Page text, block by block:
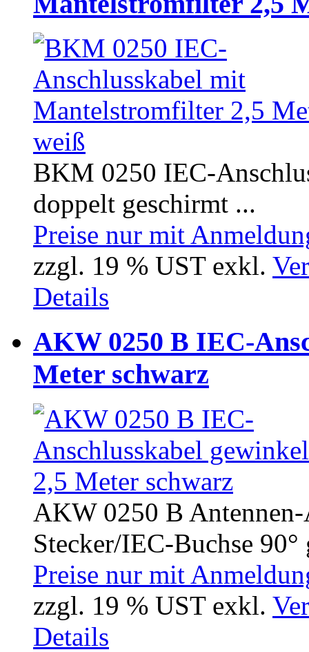
BKM 0250 IEC-
doppelt geschirmt ...
Preise nur mit
zzgl. 19 % UST exkl.
Details
AKW 0250 B IEC-
Meter schwarz
AKW 0250 B
Stecker/IEC-Buchse
Preise nur mit
zzgl. 19 % UST exkl.
Details